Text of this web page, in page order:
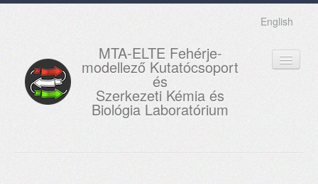
English
MTA-ELTE Fehérje-
modellező Kutatócsoport
és
Szerkezeti Kémia és
Biológia Laboratórium